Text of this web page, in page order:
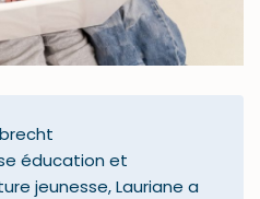
éducation et
jeunesse, Lauriane a